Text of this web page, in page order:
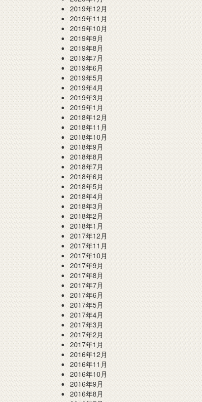
2019年12月
2019年11月
2019年10月
2019年9月
2019年8月
2019年7月
2019年6月
2019年5月
2019年4月
2019年3月
2019年1月
2018年12月
2018年11月
2018年10月
2018年9月
2018年8月
2018年7月
2018年6月
2018年5月
2018年4月
2018年3月
2018年2月
2018年1月
2017年12月
2017年11月
2017年10月
2017年9月
2017年8月
2017年7月
2017年6月
2017年5月
2017年4月
2017年3月
2017年2月
2017年1月
2016年12月
2016年11月
2016年10月
2016年9月
2016年8月